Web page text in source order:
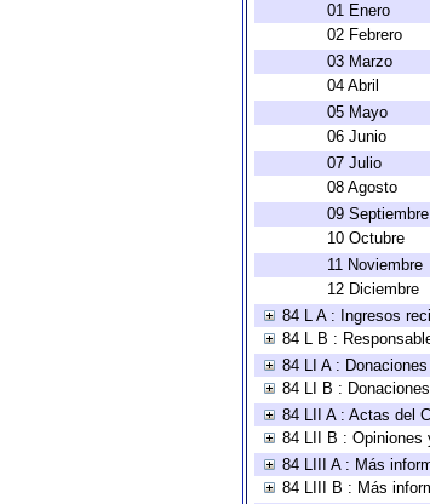
01 Enero
02 Febrero
03 Marzo
04 Abril
05 Mayo
06 Junio
07 Julio
08 Agosto
09 Septiembre
10 Octubre
11 Noviembre
12 Diciembre
84 L A : Ingresos
84 L B :
84 LI A :
84 LI B :
84 LII A : Actas del
84 LII B : Opiniones
84 LIII A : Más
84 LIII B : Más